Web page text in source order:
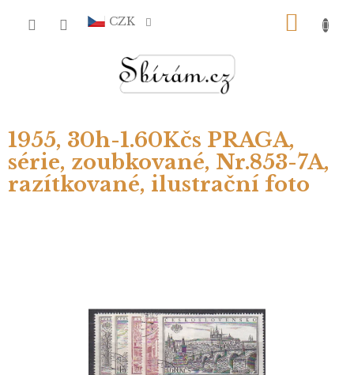
CZK
1955, 30h-1.60Kčs PRAGA,
série, zoubkované, Nr.853-7A,
razítkované, ilustrační foto